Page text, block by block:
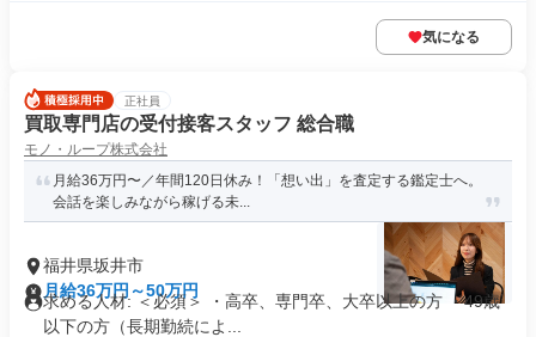
気になる
正社員
買取専門店の受付接客スタッフ 総合職
モノ・ループ株式会社
月給36万円〜／年間120日休み！「想い出」を査定する鑑定士へ。
会話を楽しみながら稼げる未...
福井県坂井市
月給36万円～50万円
求める人材: ＜必須＞ ・高卒、専門卒、大卒以上の方 ・49歳
以下の方（長期勤続によ...